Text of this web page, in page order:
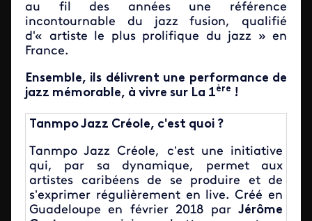
au fil des années une référence
incontournable du jazz fusion, qualifié
d'« artiste le plus prolifique du jazz » en
France.
Ensemble, ils délivrent une performance de
jazz mémorable, à vivre sur La 1ère !
Tanmpo Jazz Créole, c'est quoi ?
Tanmpo Jazz Créole, c’est une initiative
qui, par sa dynamique, permet aux
artistes caribéens de se produire et de
s’exprimer régulièrement en live.Créé en
Guadeloupe en février 2018 par Jérôme